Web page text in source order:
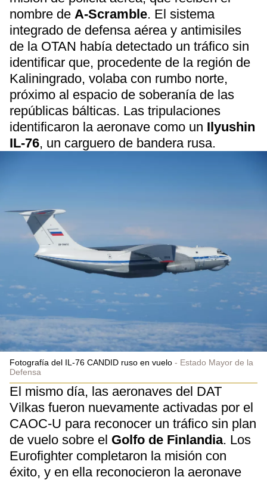
nombre de A-Scramble. El sistema
integrado de defensa aérea y antimisiles
de la OTAN había detectado un tráfico sin
identificar que, procedente de la región de
Kaliningrado, volaba con rumbo norte,
próximo al espacio de soberanía de las
repúblicas bálticas. Las tripulaciones
identificaron la aeronave como un Ilyushin
IL-76, un carguero de bandera rusa.
Fotografía del IL-76 CANDID ruso en vuelo
Estado Mayor de la
Defensa
El mismo día, las aeronaves del DAT
Vilkas fueron nuevamente activadas por el
CAOC-U para reconocer un tráfico sin plan
de vuelo sobre el Golfo de Finlandia. Los
Eurofighter completaron la misión con
éxito, y en ella reconocieron la aeronave